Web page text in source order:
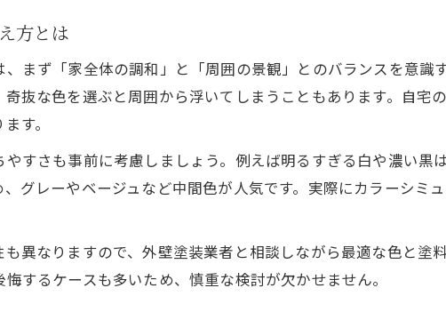
外壁塗装の流行色と長く使える色の違い
外壁塗装で住まいを美しく見せる色選び
外壁塗装で印象が変わる色の面積効果とは
方とは
まず「家全体の調和」と「周囲の景観」とのバランスを意識
抜な色を選ぶと周囲から浮いてしまうこともあります。自宅
す。
すさも事前に考慮しましょう。例えば明るすぎる白や濃い黒
グレーやベージュなど中間色が人気です。実際にカラーシミ
異なりますので、外壁塗装業者と相談しながら最適な色と塗
するケースも多いため、慎重な検討が欠かせません。